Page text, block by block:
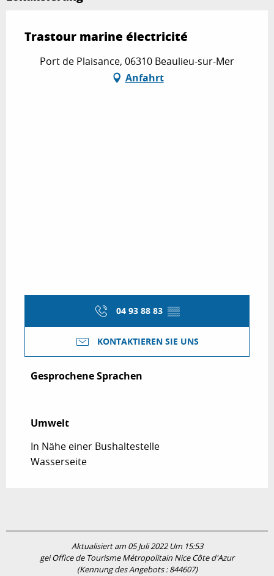
Trastour marine électricité
Port de Plaisance, 06310 Beaulieu-sur-Mer
Anfahrt
04 93 88 83 ▒▒
KONTAKTIEREN SIE UNS
Gesprochene Sprachen
Gesprochene Sprachen
Umwelt
Umwelt
In Nähe einer Bushaltestelle
Wasserseite
Aktualisiert am 05 Juli 2022 Um 15:53
gei Office de Tourisme Métropolitain Nice Côte d'Azur
(Kennung des Angebots :844607)